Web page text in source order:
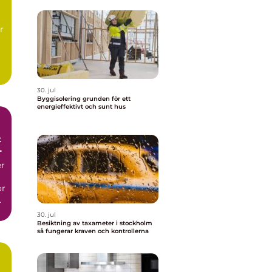
30. jul
Byggisolering grunden för ett
energieffektivt och sunt hus
30. jul
Besiktning av taxameter i stockholm
så fungerar kraven och kontrollerna